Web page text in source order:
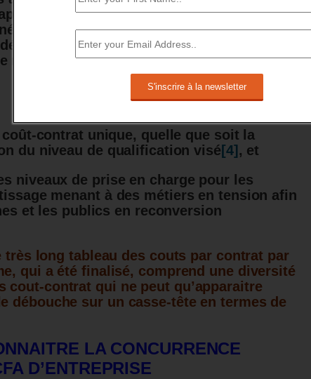
avec exonération de cotisations
l’augmentation de leur rémunération
âge et niveau de qualification,
matériel informatique pour l’enseignement
contrat unique, quelle que soit la
du niveau de qualification visé [4] , et
niveaux de prise en charge pour les
menant à des métiers en tension afin
et les publics en reconversion
très long tableau des couts par contrat par
qui a été finalisé, comprend une diversité
cout-contrat qui ne peut qu’apparaitre
débouche sur un casse-tête en termes de
LA CONCURRENCE
D’ENTREPRISE